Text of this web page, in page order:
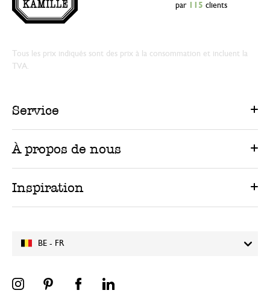
BE - FR
par
115 clients
Tous les prix indiqués sont des prix à la consommation et incluent la
TVA.
Service
À propos de nous
Inspiration